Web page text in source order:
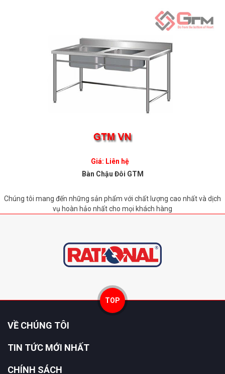
Giá: Liên hệ
Bàn Chậu Đôi GTM
Chúng tôi mang đến những sản phẩm với chất lượng cao nhất và dịch
vụ hoàn hảo nhất cho mọi khách hàng
TOP
VỀ CHÚNG TÔI
TIN TỨC MỚI NHẤT
CHÍNH SÁCH